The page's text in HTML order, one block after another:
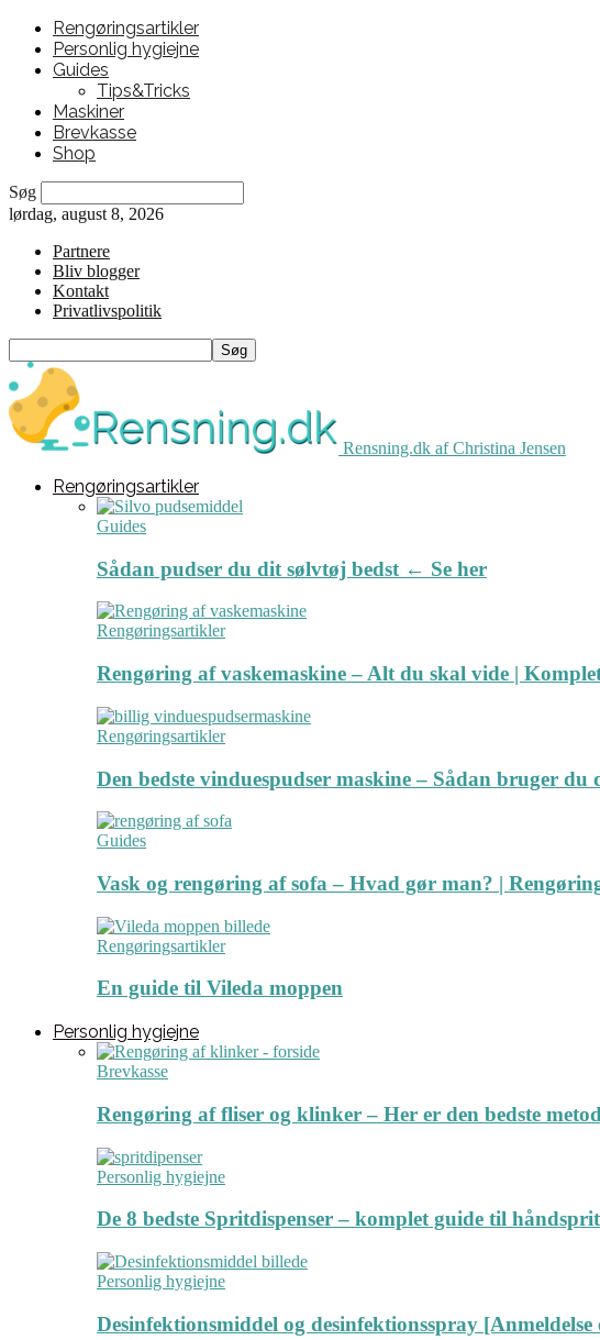
Rengøringsartikler
Personlig hygiejne
Guides
Tips&Tricks
Maskiner
Brevkasse
Shop
Søg
lørdag, august 8, 2026
Partnere
Bliv blogger
Kontakt
Privatlivspolitik
Rensning.dk af Christina Jensen
Rengøringsartikler
Guides
Sådan pudser du dit sølvtøj bedst ← Se her
Rengøringsartikler
Rengøring af vaskemaskine – Alt du skal vide |
Rengøringsartikler
Den bedste vinduespudser maskine – Sådan bruger du
Guides
Vask og rengøring af sofa – Hvad gør man? |
Rengøringsartikler
En guide til Vileda moppen
Personlig hygiejne
Brevkasse
Rengøring af fliser og klinker – Her er den bedste
Personlig hygiejne
De 8 bedste Spritdispenser – komplet guide til
Personlig hygiejne
Desinfektionsmiddel og desinfektionsspray [Anmeldelse